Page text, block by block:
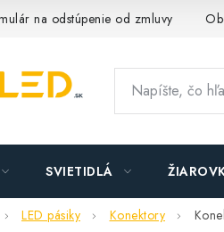
na odstúpenie od zmluvy
SVIETIDLÁ
LED pásiky Konektory